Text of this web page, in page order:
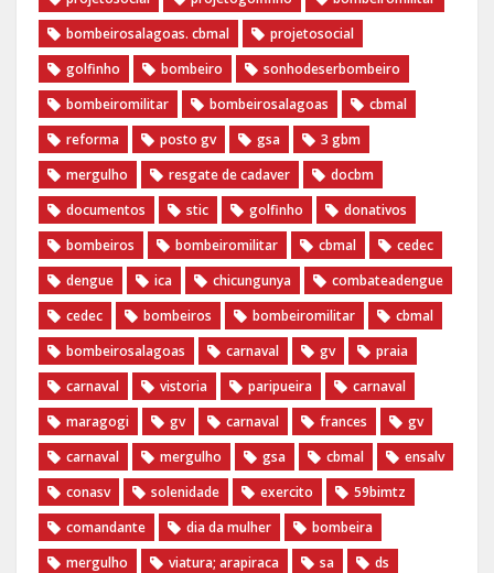
bombeirosalagoas. cbmal
projetosocial
golfinho
bombeiro
sonhodeserbombeiro
bombeiromilitar
bombeirosalagoas
cbmal
reforma
posto gv gsa
3 gbm
mergulho
resgate de cadaver
docbm
documentos
stic golfinho
donativos
bombeiros
bombeiromilitar cbmal
cedec
dengue
ica chicungunya
combateadengue
cedec
bombeiros bombeiromilitar
cbmal
bombeirosalagoas
carnaval gv
praia
carnaval
vistoria paripueira
carnaval
maragogi
gv carnaval frances
gv
carnaval
mergulho gsa cbmal
ensalv
conasv
solenidade exercito
59bimtz
comandante
dia da mulher
bombeira
mergulho
viatura; arapiraca sa
ds